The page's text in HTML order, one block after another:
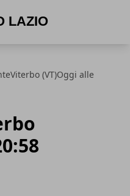
(VT)Oggi alle